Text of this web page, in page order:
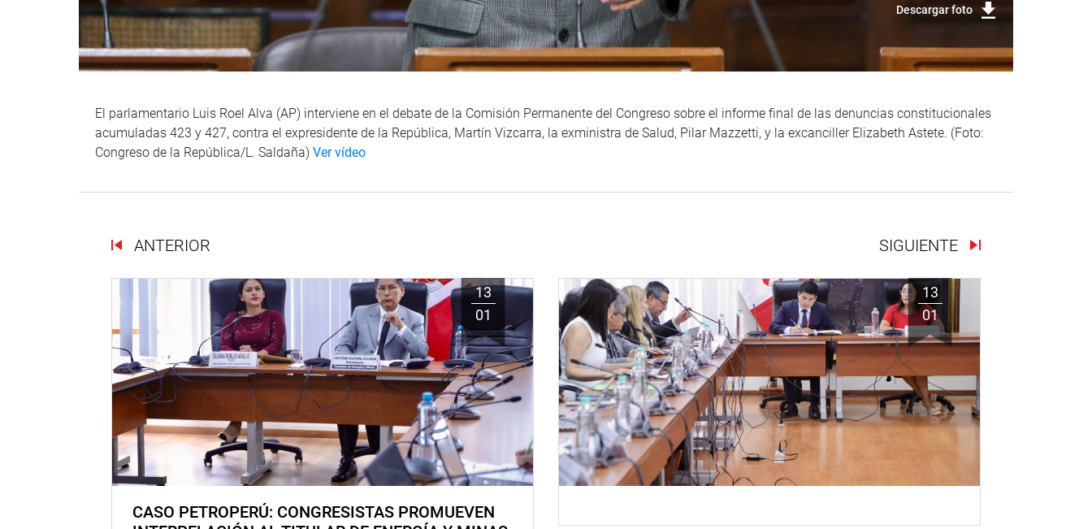
Descargar foto
El parlamentario Luis Roel Alva (AP) interviene en el debate de la Comisión Permanente del Congreso sobre el informe final de las denuncias constitucionales
acumuladas 423 y 427, contra el expresidente de la República, Martín Vizcarra, la exministra de Salud, Pilar Mazzetti, y la excanciller Elizabeth Astete. (Foto:
Congreso de la República/L. Saldaña) Ver vídeo
ANTERIOR SIGUIENTE
13
01
CASO PETROPERÚ: CONGRESISTAS PROMUEVEN
13
01